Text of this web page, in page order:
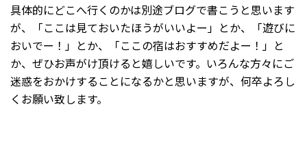
具体的にどこへ行くのかは別途ブログで書こうと思います
が、「ここは見ておいたほうがいいよー」とか、「遊びに
おいでー！」とか、「ここの宿はおすすめだよー！」と
か、ぜひお声がけ頂けると嬉しいです。いろんな方々にご
迷惑をおかけすることになるかと思いますが、何卒よろし
くお願い致します。